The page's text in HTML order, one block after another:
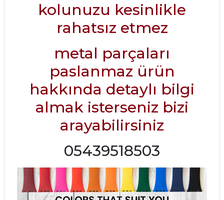
kolunuzu kesinlikle
rahatsız etmez
metal parçaları
paslanmaz ürün
hakkında detaylı bilgi
almak isterseniz bizi
arayabilirsiniz
05439518503